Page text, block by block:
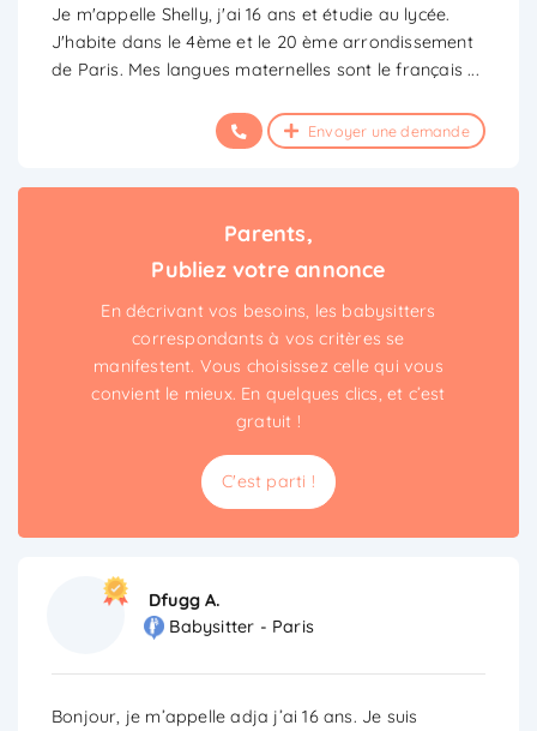
Je m'appelle Shelly, j'ai 16 ans et étudie au lycée.
J'habite dans le 4ème et le 20 ème arrondissement
de Paris. Mes langues maternelles sont le français...
Envoyer une demande
Parents,
Publiez votre annonce
En décrivant vos besoins, les babysitters
correspondants à vos critères se
manifestent. Vous choisissez celle qui vous
convient le mieux. En quelques clics, et c’est
gratuit !
C'est parti !
Dfugg A.
Babysitter - Paris
Bonjour, je m’appelle adja j’ai 16 ans. Je suis